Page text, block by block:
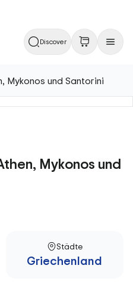
Discover
Mykonos und Santorini
Mykonos und
Städte
Griechenland